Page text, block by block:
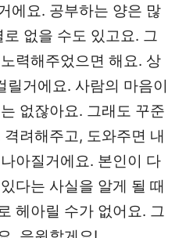
에요. 공부하는 양은 많
없을 수도 있고요. 그
력해주었으면 해요. 상
릴거에요. 사람의 마음이
없잖아요. 그래도 꾸준
려해주고, 도와주면 내
아질거에요. 본인이 다
다는 사실을 알게 될 때
헤아릴 수가 없어요. 그